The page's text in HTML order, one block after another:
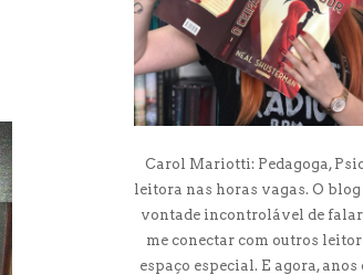
Carol Mariotti: Pedagoga,
leitora nas horas vagas. O
vontade incontrolável de
me conectar com outros
espaço especial. E agora,